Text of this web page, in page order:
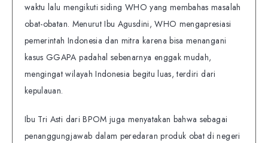
waktu lalu mengikuti siding WHO yang membahas masalah
obat-obatan. Menurut Ibu Agusdini, WHO mengapresiasi
pemerintah Indonesia dan mitra karena bisa menangani
kasus GGAPA padahal sebenarnya enggak mudah,
mengingat wilayah Indonesia begitu luas, terdiri dari
kepulauan.
Ibu Tri Asti dari BPOM juga menyatakan bahwa sebagai
penanggungjawab dalam peredaran produk obat di negeri